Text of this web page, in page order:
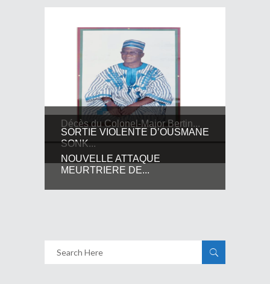
Décès du Colonel-Major Bertin...
SORTIE VIOLENTE D’OUSMANE
SONK...
NOUVELLE ATTAQUE
MEURTRIERE DE...